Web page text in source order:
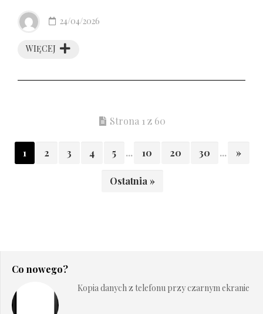
WIĘCEJ
24/04/2026
Strona 1 z 60
1 2 3 4 5 ... 10 20 30 ... »
Ostatnia »
Co nowego?
Kopia danych z telefonu przy czarnym ekranie